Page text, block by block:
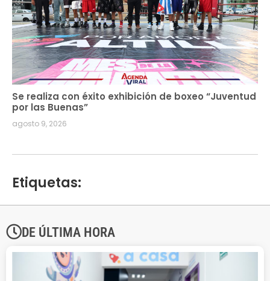
Se realiza con éxito exhibición de boxeo “Juventud
por las Buenas”
agosto 9, 2026
Etiquetas:
DE ÚLTIMA HORA